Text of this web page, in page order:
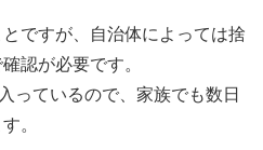
ですが、自治体によっては捨
認が必要です。
っているので、家族でも数日
。